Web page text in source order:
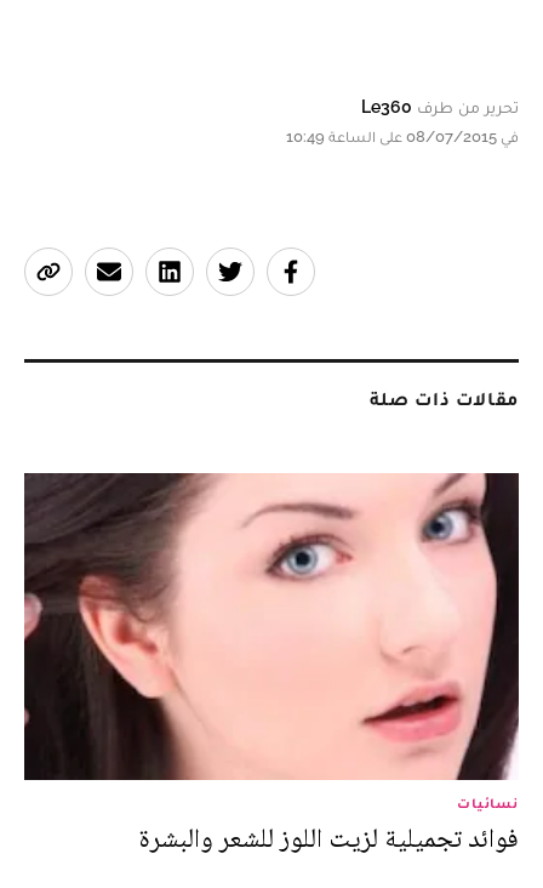
تحرير من طرف Le360
في 08/07/2015 على الساعة 10:49
مقالات ذات صلة
نسائيات
فوائد تجميلية لزيت اللوز للشعر والبشرة